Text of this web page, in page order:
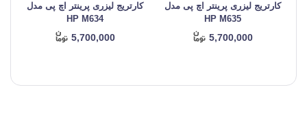
کارتریج لیزری پرینتر اچ پی مدل
HP M635
5,700,000
کارتریج لیزری پرینتر اچ پی مدل
HP M634
5,700,000